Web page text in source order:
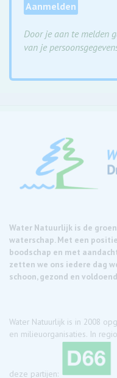
Door je aan te melden
van je
Water Natuurlijk is de
waterschap. Met een
boodschap en met
zetten we ons iedere dag
schoon, gezond en
Water Natuurlijk is in 2008
en milieuorganisaties. In
deze partijen: